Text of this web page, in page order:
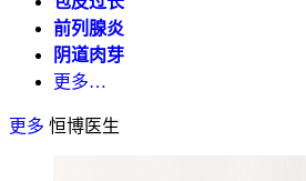
前列腺炎
阴道肉芽
更多…
更多 恒博医生